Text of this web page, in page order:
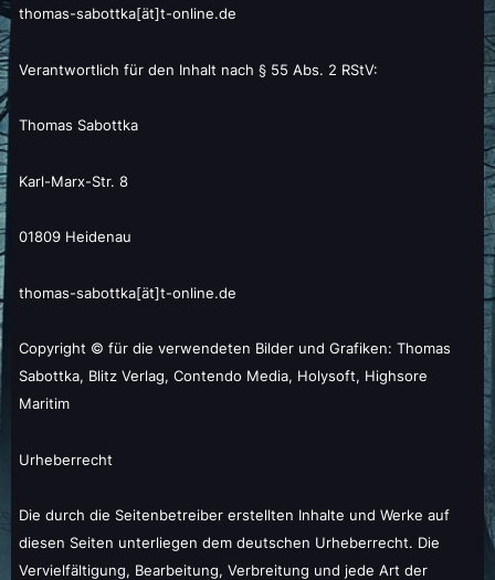
thomas-sabottka[ät]t-online.de
Verantwortlich für den Inhalt nach § 55 Abs. 2 RStV:
Thomas Sabottka
Karl-Marx-Str. 8
01809 Heidenau
thomas-sabottka[ät]t-online.de
Copyright © für die verwendeten Bilder und Grafiken: Thomas
Sabottka, Blitz Verlag, Contendo Media, Holysoft, Highsore
Maritim
Urheberrecht
Die durch die Seitenbetreiber erstellten Inhalte und Werke auf
diesen Seiten unterliegen dem deutschen Urheberrecht. Die
Vervielfältigung, Bearbeitung, Verbreitung und jede Art der